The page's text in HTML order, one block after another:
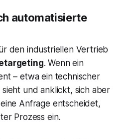
automatisierte
den industriellen Vertrieb
. Wenn ein
– etwa ein technischer
sieht und anklickt, sich aber
Anfrage entscheidet,
Prozess ein.